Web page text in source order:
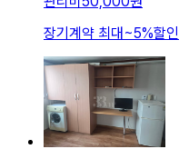
장기계약 최대~5%할인